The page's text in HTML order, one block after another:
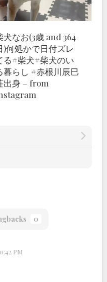
犬なお(3歳 and 364
)何処かで日付ズレ
る#柴犬#柴犬のい
暮らし #赤根川辰巳
出身 – from
0
PM